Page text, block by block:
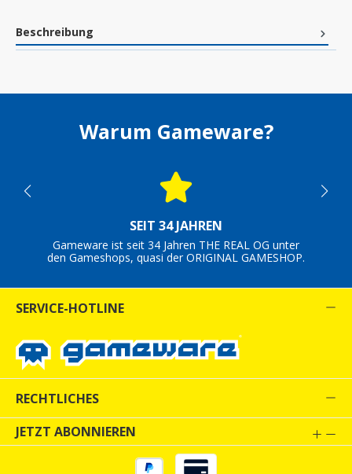
Beschreibung
Warum Gameware?
SEIT 34 JAHREN
Gameware ist seit 34 Jahren THE REAL OG unter
den Gameshops, quasi der ORIGINAL GAMESHOP.
SERVICE-HOTLINE
RECHTLICHES
JETZT ABONNIEREN